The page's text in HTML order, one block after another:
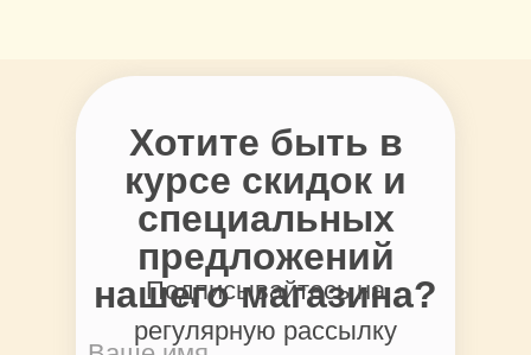
Хотите быть в
курсе скидок и
специальных
предложений
нашего магазина?
Подписывайтесь на
регулярную рассылку